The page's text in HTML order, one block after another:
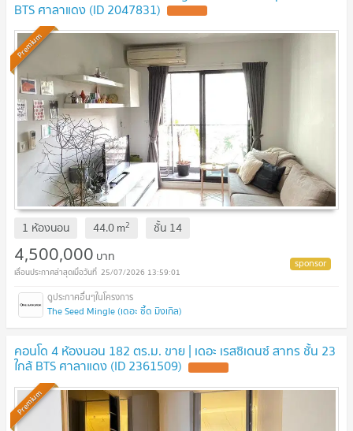
BTS ศาลาแดง (ID 2047831)
Premium
1 ห้องนอน 44.0m2 ชั้น 14
4,500,000 บาท
25/07/2026 13:59:01
The Seed Mingle (เดอะ ซี้ด มิงเกิล)
คอนโด 4 ห้องนอน 182 ตร.ม. ขาย | เดอะ เรสซิเดนซ์ สาทร ชั้น 23
ใกล้ BTS ศาลาแดง (ID 2361509)
Premium